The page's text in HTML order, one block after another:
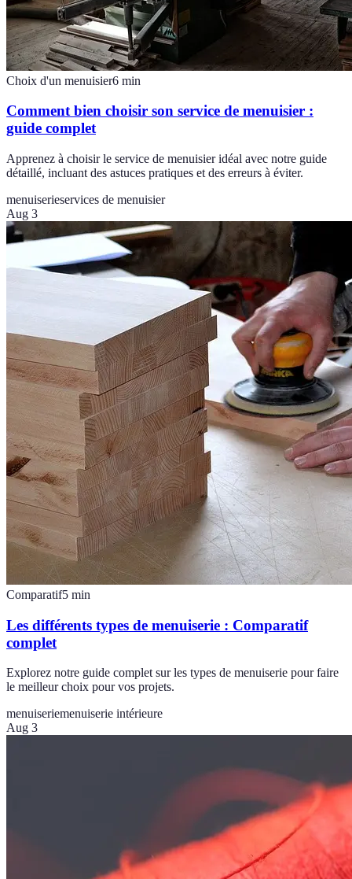
Choix d'un menuisier6 min
Comment bien choisir son service de menuisier :
guide complet
Apprenez à choisir le service de menuisier idéal avec notre guide
détaillé, incluant des astuces pratiques et des erreurs à éviter.
menuiserieservices de menuisier
Aug 3
Comparatif5 min
Les différents types de menuiserie : Comparatif
complet
Explorez notre guide complet sur les types de menuiserie pour faire
le meilleur choix pour vos projets.
menuiseriemenuiserie intérieure
Aug 3